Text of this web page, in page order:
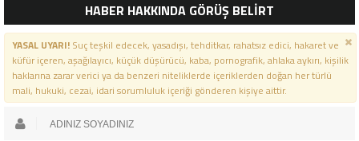
HABER HAKKINDA GÖRÜŞ BELİRT
YASAL UYARI!Suç teşkil edecek, yasadışı, tehditkar, rahatsız edici, hakaret ve
küfür içeren, aşağılayıcı, küçük düşürücü, kaba, pornografik, ahlaka aykırı, kişilik
haklarına zarar verici ya da benzeri niteliklerde içeriklerden doğan her türlü
mali, hukuki, cezai, idari sorumluluk içeriği gönderen kişiye aittir.